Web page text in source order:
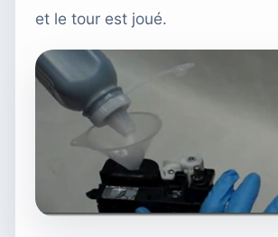
et le tour est joué.